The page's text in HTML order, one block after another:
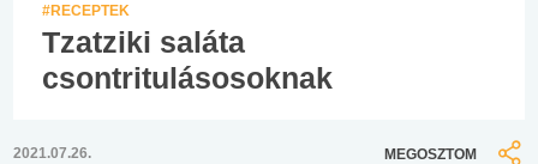
#RECEPTEK
Tzatziki saláta
csontritulásosoknak
2021.07.26.
MEGOSZTOM